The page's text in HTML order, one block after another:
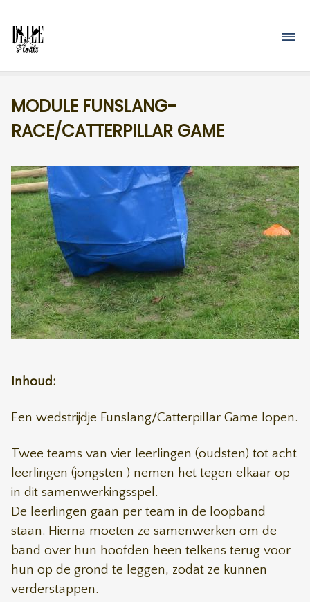
MODULE FUNSLANG-
RACE/CATTERPILLAR GAME
Inhoud:
Een wedstrijdje Funslang/Catterpillar Game lopen.
Twee teams van vier leerlingen (oudsten) tot acht
leerlingen (jongsten ) nemen het tegen elkaar op
in dit samenwerkingsspel.
De leerlingen gaan per team in de loopband
staan. Hierna moeten ze samenwerken om de
band over hun hoofden heen telkens terug voor
hun op de grond te leggen, zodat ze kunnen
verderstappen.